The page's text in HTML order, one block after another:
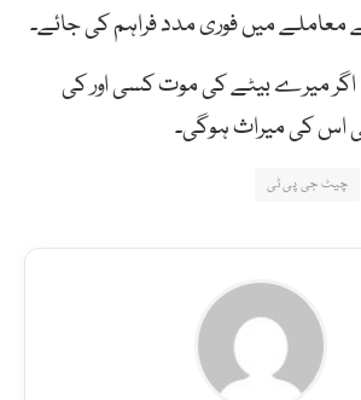
میں فوری مدد فراہم کی جائے۔
اگر میرے بیٹے کی موت کسی اور کی
اس کی میراث ہوگی۔
چیٹ جی پی ٹی